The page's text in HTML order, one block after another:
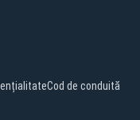
Cod de conduită